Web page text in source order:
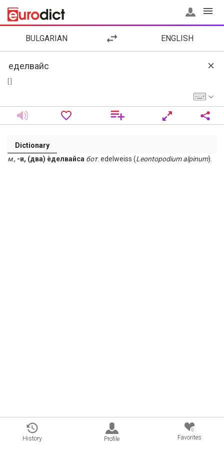
BULGARIAN ENGLISH
Dictionary
м., -и, (два) ѐделвайса бот. edelweiss (Leontopodium alpinum).
History Profile
0
Favorites